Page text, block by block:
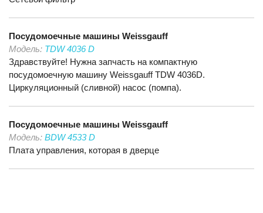
Посудомоечные машины Weissgauff
Модель: TDW 4036 D
Здравствуйте! Нужна запчасть на компактную
посудомоечную машину Weissgauff TDW 4036D.
Циркуляционный (сливной) насос (помпа).
Посудомоечные машины Weissgauff
Модель: BDW 4533 D
Плата управления, которая в дверце